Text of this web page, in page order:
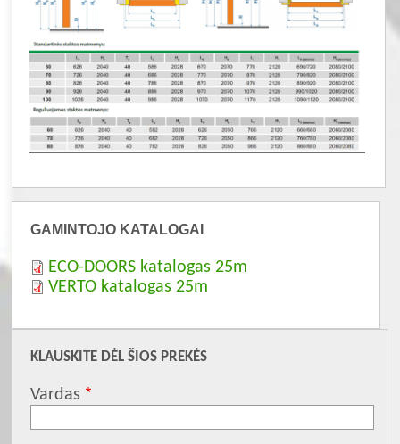
GAMINTOJO KATALOGAI
ECO-DOORS katalogas 25m
VERTO katalogas 25m
KLAUSKITE DĖL ŠIOS PREKĖS
Vardas